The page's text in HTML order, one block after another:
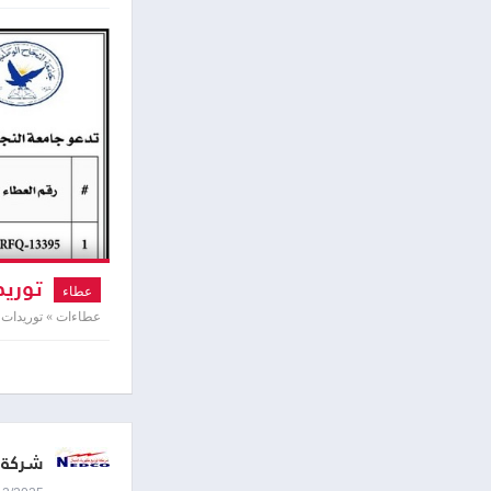
عطاء
عطاءات » توريدات
شركة